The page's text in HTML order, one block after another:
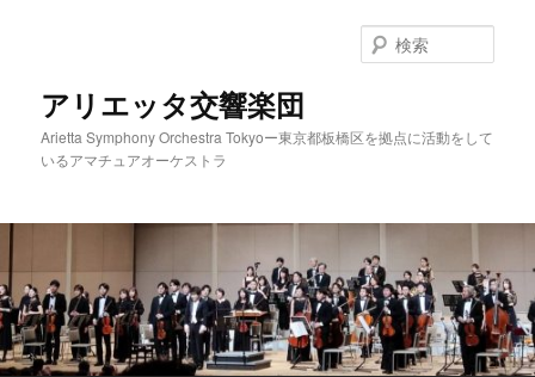
移
動
アリエッタ交響楽団
Arietta Symphony Orchestra Tokyoー東京都板橋区を拠点に活動をして
いるアマチュアオーケストラ
索